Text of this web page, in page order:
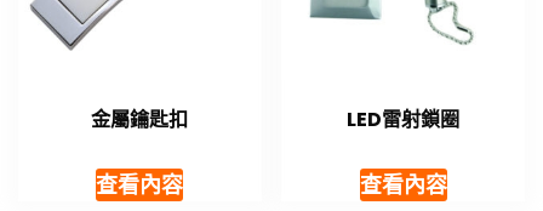
金屬鑰匙扣
查看內容
LED雷射鎖圈
查看內容